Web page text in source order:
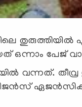
പേജ്
വന്നത്. തീവ്ര